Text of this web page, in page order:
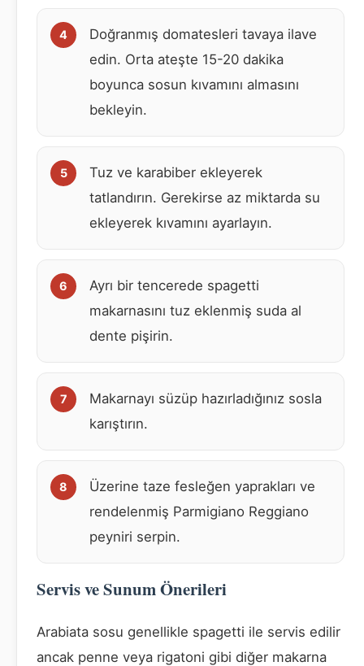
Doğranmış domatesleri tavaya ilave
edin. Orta ateşte 15-20 dakika
boyunca sosun kıvamını almasını
bekleyin.
Tuz ve karabiber ekleyerek
tatlandırın. Gerekirse az miktarda su
ekleyerek kıvamını ayarlayın.
Ayrı bir tencerede spagetti
makarnasını tuz eklenmiş suda al
dente pişirin.
Makarnayı süzüp hazırladığınız sosla
karıştırın.
Üzerine taze fesleğen yaprakları ve
rendelenmiş Parmigiano Reggiano
peyniri serpin.
Servis ve Sunum Önerileri
Arabiata sosu genellikle spagetti ile servis edilir
ancak penne veya rigatoni gibi diğer makarna